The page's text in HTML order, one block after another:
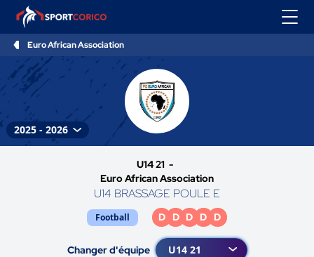
Euro African Association
U14 21 -
Euro African Association
U14 BRASSAGE POULE E
Football D D D D D
Changer d'équipe